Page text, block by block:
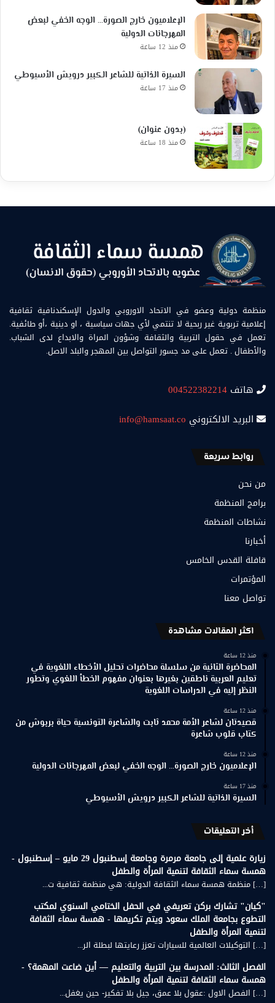
الإعلاميون خارج الصورة… الوجه الخفي لبعض
المهرجانات الدولية
منذ 12 ساعة
السيرة الذاتية للشاعر الكبير درويش الأسيوطي
منذ 17 ساعة
(بدون عنوان)
منذ 18 ساعة
منظمة دولية وعضو في الاتحاد الاوروبي والدول الإسكندنافية ثقافية
إعلامية تربوية غير ربحية لا تنتمي لأي جهات سياسية ، او دينية ،أو طائفية.
تعمل في حقول التربية والثقافة وشؤون المراة والابداع لدى الشباب.
والأطفال . تعمل على مد جسور التواصل بين المهجر والبلد الاصل.
هاتف 004522382214
البريد الالكتروني info@hamsaat.co
روابط سريعة
من نحن
برامج المنظمة
نشاطات المنظمة
أخبارنا
قافلة القدس الخامس
المؤتمرات
تواصل معنا
اكثر المقالات مشاهدة
منذ 12 ساعة
المحاضرة الثانية من سلسلة محاضرات تحليل الأخطاء اللغوية في
تعليم العربية ناطقين بغيرها بعنوان مفهوم الخطأ اللغوي وتطور
النظر إليه في الدراسات اللغوية
منذ 12 ساعة
قصيدتان لشاعر الأمة محمد ثابت والشاعرة التونسية حياة بربوش من
كتاب قلوب شاعرة
منذ 12 ساعة
الإعلاميون خارج الصورة… الوجه الخفي لبعض المهرجانات الدولية
منذ 17 ساعة
السيرة الذاتية للشاعر الكبير درويش الأسيوطي
أخر التعليقات
زيارة علمية إلى جامعة مرمرة وجامعة إسطنبول 29 مايو – إسطنبول -
همسة سماء الثقافة لتنمية المرأة والطفل
[…] منظمة همسة سماء الثقافة الدولية: هي منظمة ثقافية ت...
"كيان" تشارك بركن تعريفي في الحفل الختامي السنوي لمكتب
التطوع بجامعة الملك سعود ويتم تكريمها - همسة سماء الثقافة
لتنمية المرأة والطفل
[…] التوكيلات العالمية للسيارات تعزز رعايتها لبطلة الر...
الفصل الثالث: المدرسة بين التربية والتعليم — أين ضاعت المهمة؟ -
همسة سماء الثقافة لتنمية المرأة والطفل
[…] الفصل الاول :عقول بلا عمق، جيل بلا تفكير- حين يغفل...